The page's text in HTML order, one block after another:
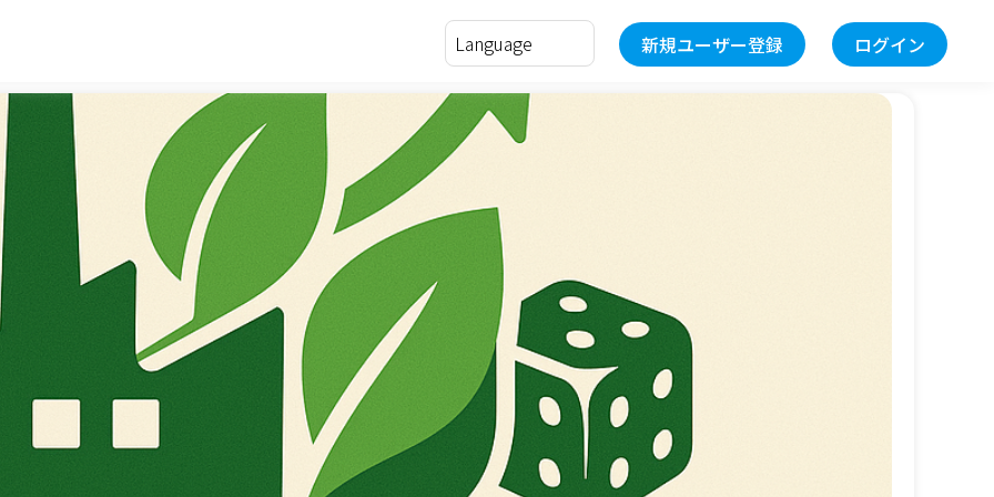
新規ユーザー登録 ログイン